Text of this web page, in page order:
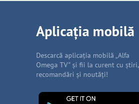
Aplicația mobilă
Descarcă aplicația mobilă „Alfa
Omega TV” și fii la curent cu știri,
recomandări și noutăți!